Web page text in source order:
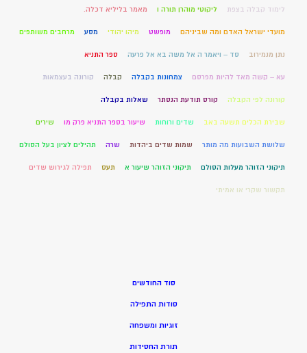
לימוד קבלה בצפת ליקוטי מוהרן תורה ו מאמר בליליא דכלה.
מועדי ישראל האדם ומה שביניהם מופשט מיהו יהודי מסע מרחבים משותפים
נתן מנמירוב סד – ויאמר ה אל משה בא אל פרעה ספר התניא
עא – קשה מאד להיות מפרסם צמחונות בקבלה קבלה קורונה בעצמאות
קורונה לפי הקבלה קורס תודעת הנסתר שאלות בקבלה
שבירת הכלים תשעה באב שדים ורוחות שיעור בספר התניא פרק מו שירים
שלושת השבועות מה מותר שמות שדים ביהדות שרה תהילים לציון בעל הסולם
תיקוני הזוהר מעלות הסולם תיקוני הזוהר שיעור א תעס תפילה לגירוש שדים
תקשור שקרי או אמיתי
סוד החודשים
סודות התפילה
זוגיות ומשפחה
תורת החסידות